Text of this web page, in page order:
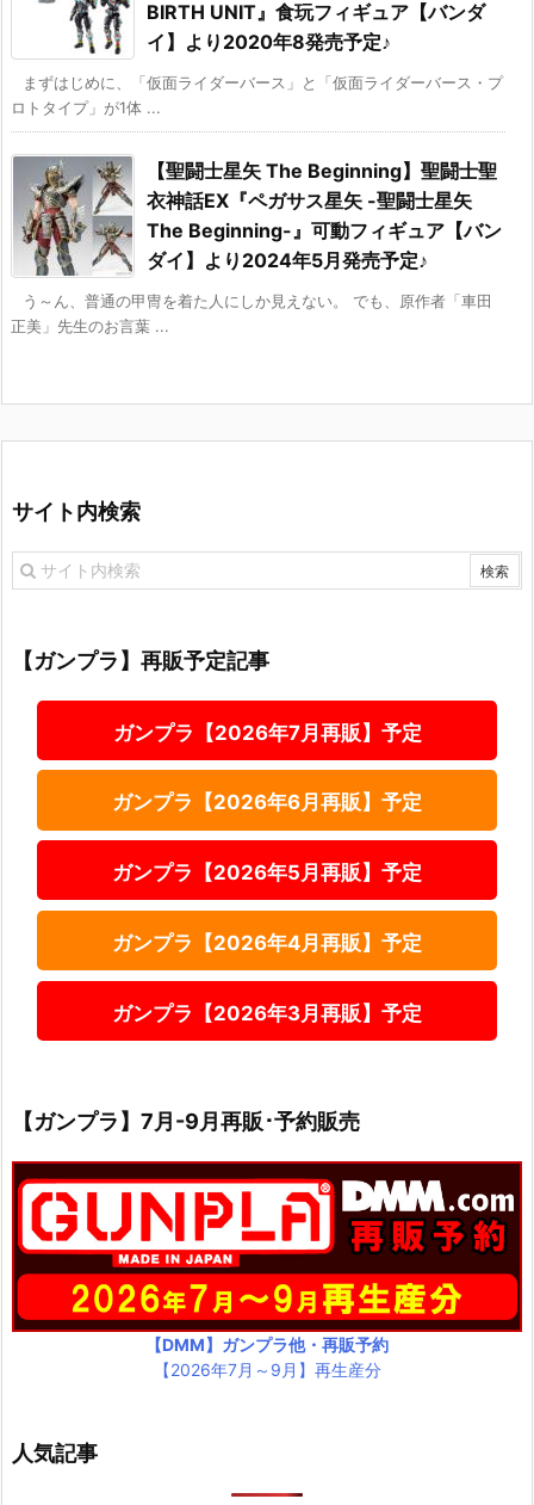
BIRTH UNIT』食玩フィギュア【バンダ
イ】より2020年8発売予定♪
まずはじめに、「仮面ライダーバース」と「仮面ライダーバース・プ
ロトタイプ」が1体 ...
【聖闘士星矢 The Beginning】聖闘士聖
衣神話EX『ペガサス星矢 -聖闘士星矢
The Beginning-』可動フィギュア【バン
ダイ】より2024年5月発売予定♪
う～ん、普通の甲冑を着た人にしか見えない。 でも、原作者「車田
正美」先生のお言葉 ...
サイト内検索
【ガンプラ】再販予定記事
ガンプラ【2026年7月再販】予定
ガンプラ【2026年6月再販】予定
ガンプラ【2026年5月再販】予定
ガンプラ【2026年4月再販】予定
ガンプラ【2026年3月再販】予定
【ガンプラ】7月-9月再販･予約販売
【DMM】ガンプラ他・再販予約
【2026年7月～9月】再生産分
人気記事